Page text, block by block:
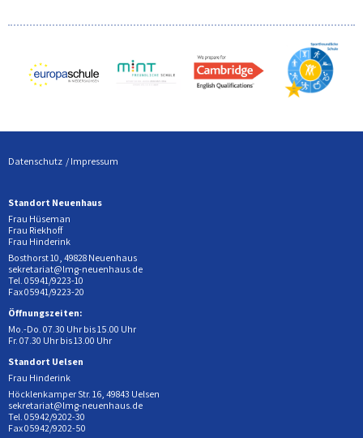
Datenschutz Impressum
Standort Neuenhaus
Frau Hüseman
Frau Riekhoff
Frau Hinderink
Bosthorst 10, 49828 Neuenhaus
sekretariat@lmg-neuenhaus.de
Tel. 05941/9223-10
Fax 05941/9223-20
Öffnungszeiten:
Mo.-Do. 07.30 Uhr bis 15.00 Uhr
Fr. 07.30 Uhr bis 13.00 Uhr
Standort Uelsen
Frau Hinderink
Höcklenkamper Str. 16, 49843 Uelsen
sekretariat@lmg-neuenhaus.de
Tel. 05942/9202-30
Fax 05942/9202-50